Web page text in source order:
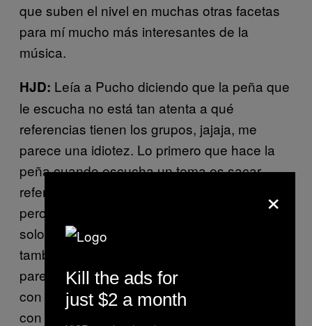
que suben el nivel en muchas otras facetas
para mí mucho más interesantes de la
música.
HJD: Leía a Pucho diciendo que la peña que
le escucha no está tan atenta a qué
referencias tienen los grupos, jajaja, me
parece una idiotez. Lo primero que hace la
peña cuando escucha un tema es sacar
referencias a otros. El acceso es más fácil sí,
pero es más fácil para miles de artistas no
solo para AGZ. La gente que escucha AGZ
también escucha miles de movidas
parecidas a ellos. Uff acabo de empezar con
con «Superreservao» esto si que es poppy
con los falsetes parecen un quinteto de los
×
Kill the ads for
just $2 a month